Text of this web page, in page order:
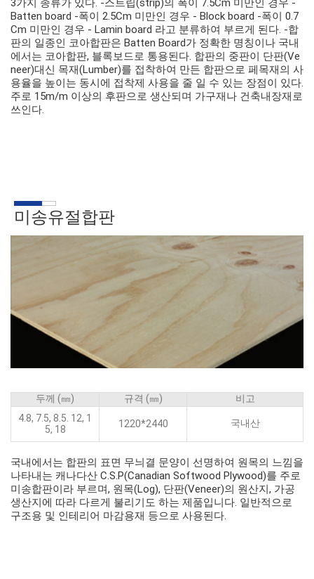
3가지 종류가 있다. -스트립(strip)의 폭이 7.5Cm 미만인 경우 -
Batten board -폭이 2.5Cm 미만인 경우 - Block board -폭이 0.7
Cm 미만인 경우 - Lamin board 라고 분류하여 부르게 된다. -합
판의 일종인 코아합판은 Batten Board가 정확한 명칭이나 국내
에서는 코아합판, 블록보드로 통용된다. 합판의 중판이 단판(Ve
neer)대신 목재(Lumber)를 접착하여 만든 합판으로 페목재의 사
용율을 높이는 동시에 접착제 사용을 줄 일 수 있는 장점이 있다.
주로 15m/m 이상의 후판으로 생산되며 가구재나 건축내장재로
쓰인다.
미송유절합판
두께 (㎜) 규격 (㎜)
비고
4.8, 7.5, 8.5. 12, 1
5, 18
1220*2440 국내산
국내에서는 합판의 표면 무늬결 문양이 선명하여 원목의 느낌을
나타내는 캐나다산 C.S.P(Canadian Softwood Plywood)를 주로
미송합판이라 부르며, 원목(Log), 단판(Veneer)의 원산지, 가공
생산지에 따라 다르게 불리기도 하는 제품입니다. 일반적으로
구조용 및 인테리어 마감용재 등으로 사용된다.